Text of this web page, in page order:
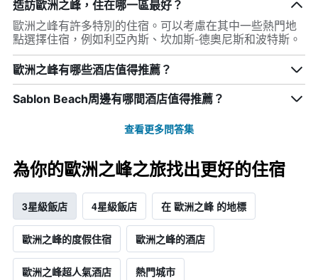
造訪歐洲之峰，住在哪一區最好？
歐洲之峰有許多特別的住宿。可以考慮在其中一些熱門地
點選擇住宿，例如利亞內斯、坎加斯-德奧尼斯和波特斯。
歐洲之峰有哪些酒店值得推薦？
Sablon Beach周邊有哪間酒店值得推薦？
查看更多問答集
為你的歐洲之峰之旅找出更好的住宿
3星級飯店 4星級飯店 在 歐洲之峰 的地標
歐洲之峰的度假住宿 歐洲之峰的酒店
歐洲之峰超人氣酒店 熱門城市